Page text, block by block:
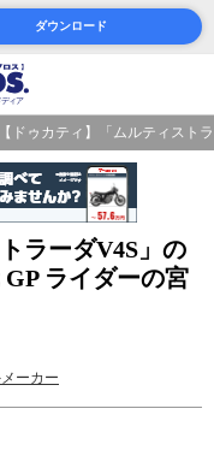
ダウンロード
【ドゥカティ】「ムルティスト
ラーダV4S」の
ライダーの宮
ーカー